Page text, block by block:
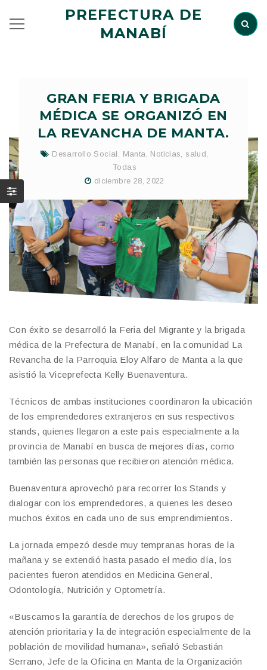
PREFECTURA DE
MANABÍ
GRAN FERIA Y BRIGADA
MÉDICA SE ORGANIZÓ EN
LA REVANCHA DE MANTA.
Desarrollo Social , Manta, Noticias, salud,
Todas
diciembre 28, 2022
Con éxito se desarrolló la Feria del Migrante y la brigada
médica de la Prefectura de Manabí, en la comunidad La
Revancha de la Parroquia Eloy Alfaro de Manta a la que
asistió la Viceprefecta Kelly Buenaventura.
Técnicos de ambas instituciones coordinaron la ubicación
de los emprendedores extranjeros en sus respectivos
stands, quienes llegaron a este país especialmente a la
provincia de Manabí en busca de mejores días, como
también las personas que recibieron atención médica.
Buenaventura aprovechó para recorrer los Stands y
dialogar con los emprendedores, a quienes les deseo
muchos éxitos en cada uno de sus emprendimientos.
La jornada empezó desde muy tempranas horas de la
mañana y se extendió hasta pasado el medio día, los
pacientes fueron atendidos en Medicina General,
Odontología, Nutrición y Optometría.
«Buscamos la garantía de derechos de los grupos de
atención prioritaria y la de integración especialmente de la
población de movilidad humana», señaló Sebastián
Serrano, Jefe de la Oficina en Manta de la Organización